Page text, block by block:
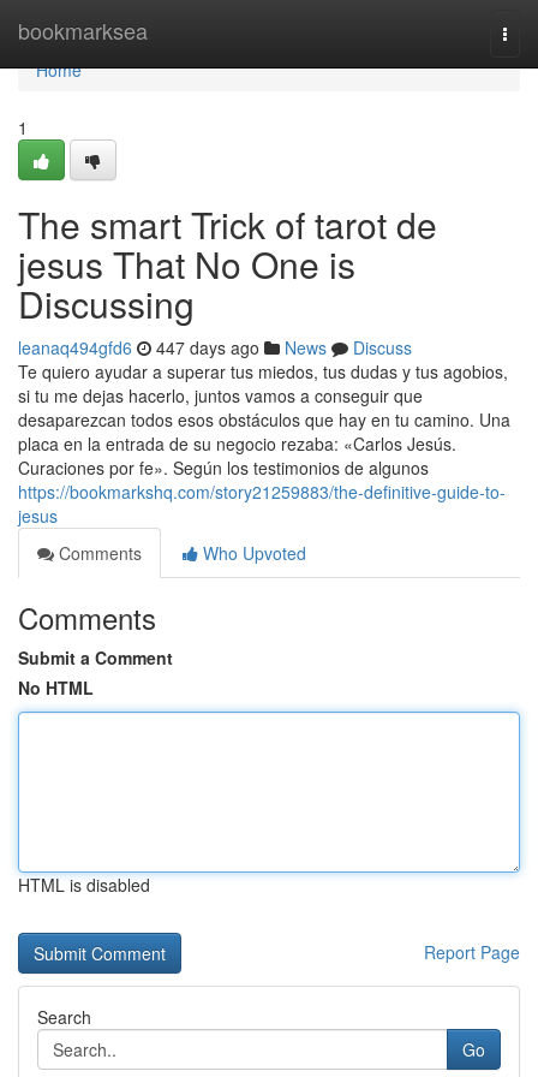
bookmarksea
Home
Home
1
The smart Trick of tarot de
jesus That No One is
Discussing
leanaq494gfd6 447 days ago News
Discuss
Te quiero ayudar a superar tus miedos, tus dudas y tus agobios,
si tu me dejas hacerlo, juntos vamos a conseguir que
desaparezcan todos esos obstáculos que hay en tu camino. Una
placa en la entrada de su negocio rezaba: «Carlos Jesús.
Curaciones por fe». Según los testimonios de algunos
https://bookmarkshq.com/story21259883/the-definitive-guide-to-
jesus
Comments
Who Upvoted
Comments
Submit a Comment
No HTML
HTML is disabled
Report Page
Search
Go